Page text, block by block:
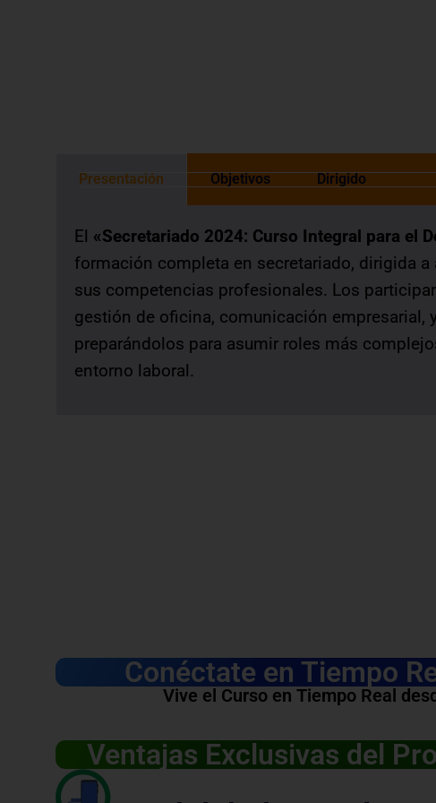
Presentación Objetivos Dirigido
El «Secretariado 2024: Curso Integral para el
formación completa en secretariado, dirigida
sus competencias profesionales. Los
gestión de oficina, comunicación empresarial,
preparándolos para asumir roles más
entorno laboral.
Conéctate en Tiempo
Vive el Curso en Tiempo Real
Ventajas Exclusivas del